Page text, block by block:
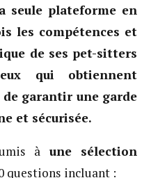
seule plateforme en
les compétences et
de ses pet-sitters
qui obtiennent
de garantir une garde
et sécurisée.
à une sélection
questions incluant :